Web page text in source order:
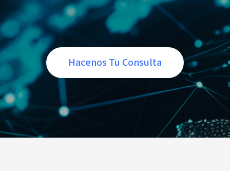
Hacenos Tu Consulta